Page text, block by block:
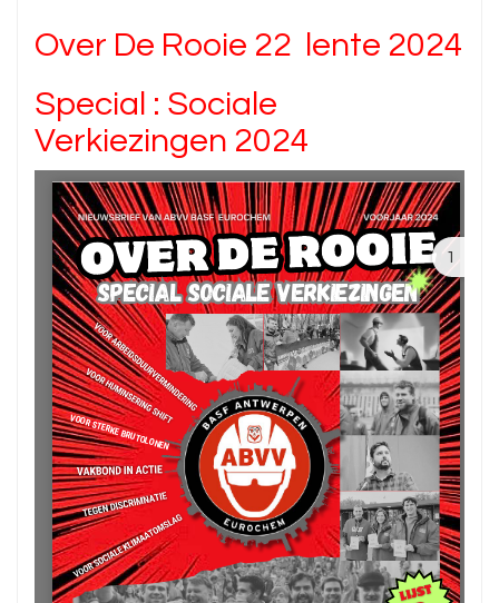
Over De Rooie 22 lente 2024
Special : Sociale
Verkiezingen 2024
1
Error: Cannot access file!
https://abvv-basf-
tbe.be/wp-
content/uploads/2024/04/O
DRSpecial_ProgrammaSV2
024.pdf
The API version "2.12.313"
does not match the Worker
version "2.5.207".